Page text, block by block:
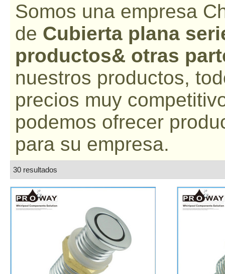
Somos una empresa
de Cubierta plana
productos& otras
nuestros productos,
precios muy
podemos ofrecer
para su empresa.
30 resultados